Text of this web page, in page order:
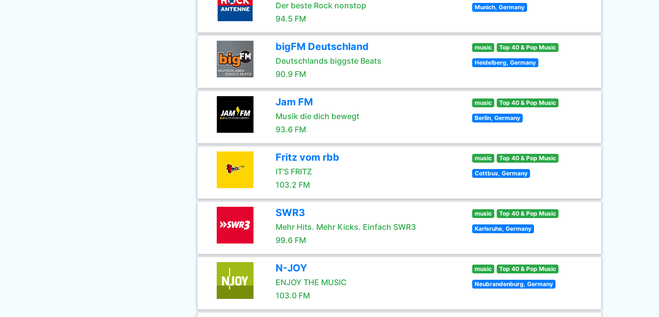
Der beste Rock nonstop
94.5 FM
Munich, Germany
bigFM Deutschland
Deutschlands biggste Beats
90.9 FM
music Top 40 & Pop Music
Heidelberg, Germany
Jam FM
Musik die dich bewegt
93.6 FM
music Top 40 & Pop Music
Berlin, Germany
Fritz vom rbb
IT'S FRITZ
103.2 FM
music Top 40 & Pop Music
Cottbus, Germany
SWR3
Mehr Hits. Mehr Kicks. Einfach SWR3
99.6 FM
music Top 40 & Pop Music
Karlsruhe, Germany
N-JOY
ENJOY THE MUSIC
103.0 FM
music Top 40 & Pop Music
Neubrandenburg, Germany